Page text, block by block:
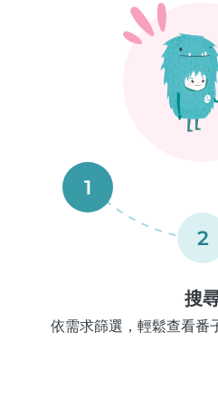
1
2
搜
依需求篩選，輕鬆查看番